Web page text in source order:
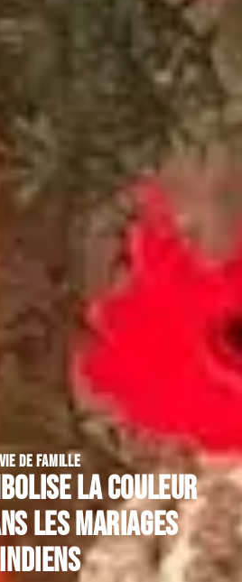
VIE DE FAMILLE
la couleur
les mariages
indiens